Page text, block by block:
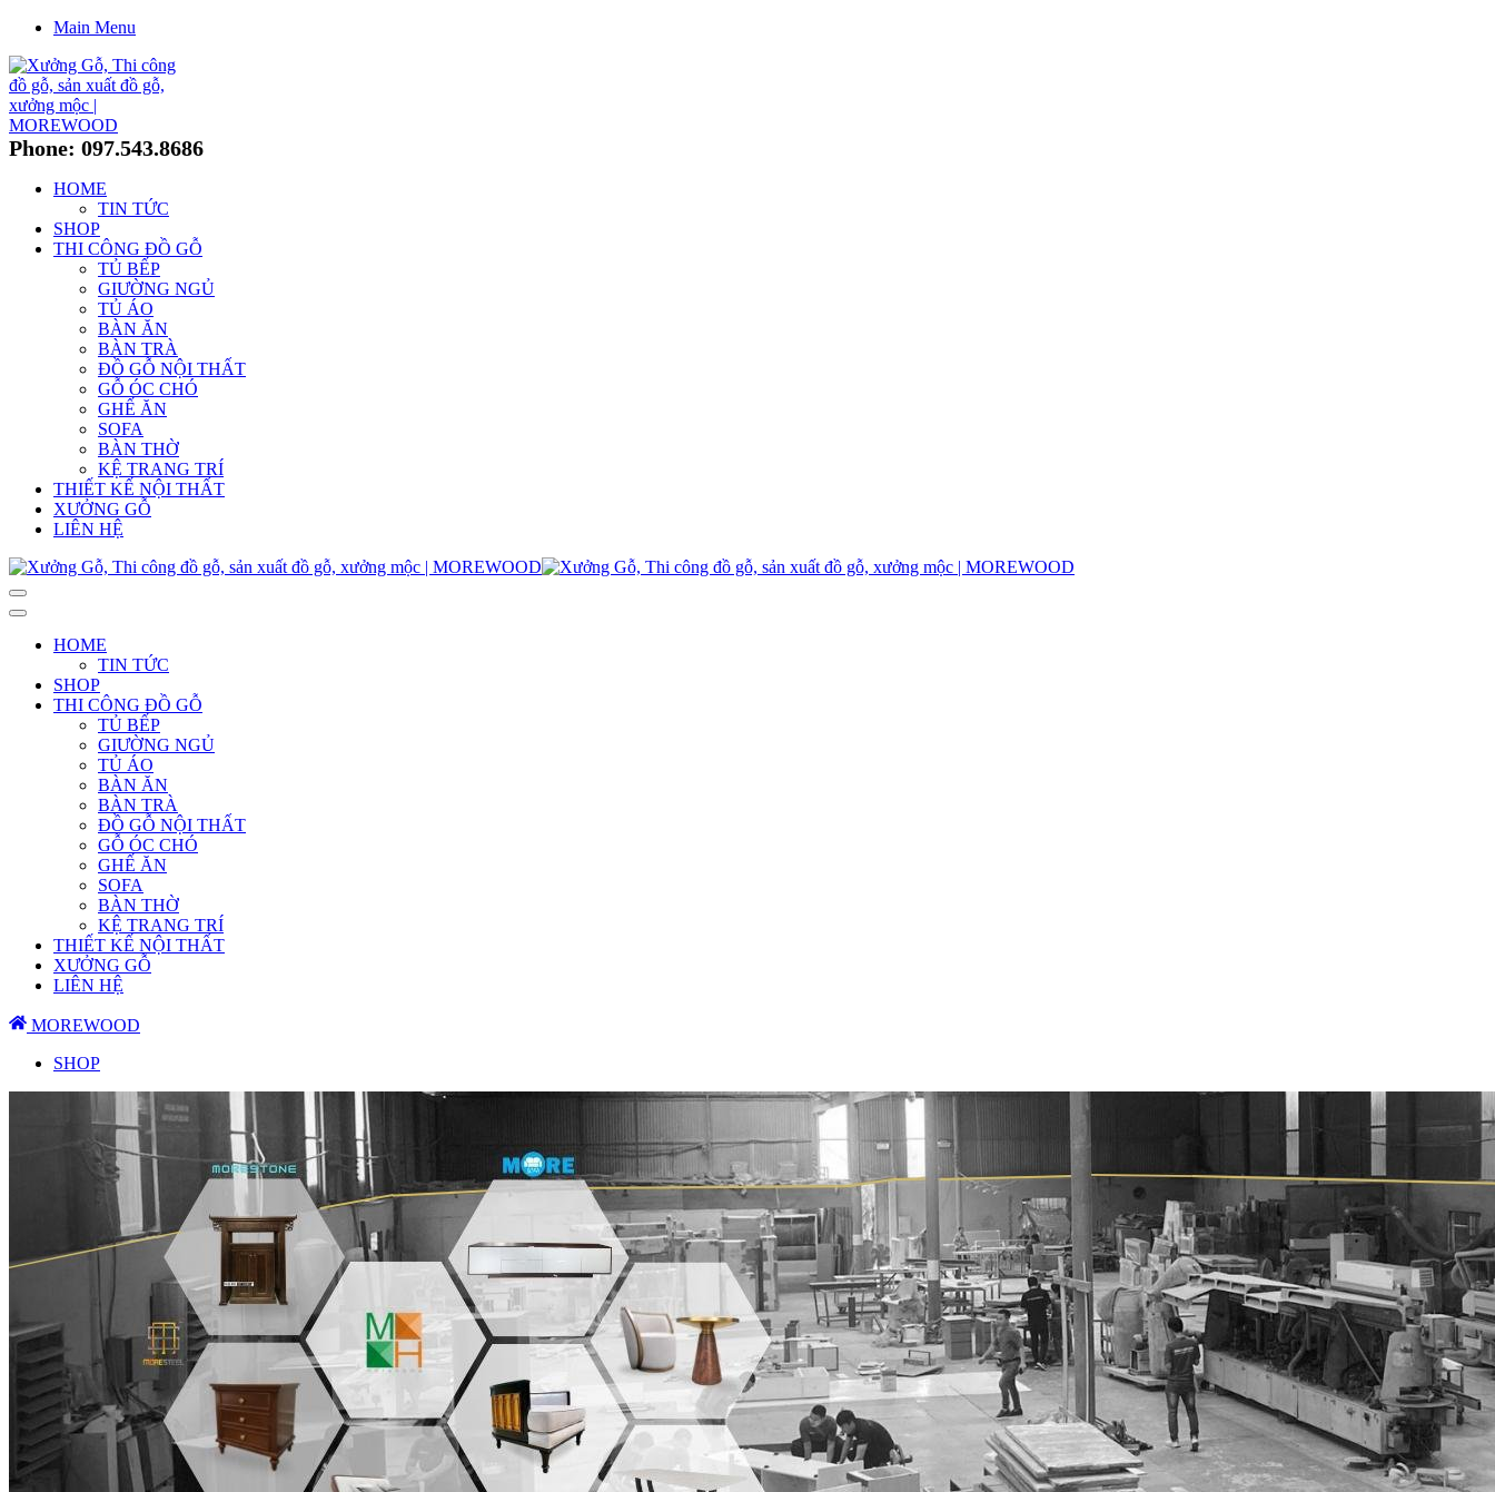
Main Menu
Phone: 097.543.8686
HOME
TIN TỨC
SHOP
THI CÔNG ĐỒ GỖ
TỦ BẾP
GIƯỜNG NGỦ
TỦ ÁO
BÀN ĂN
BÀN TRÀ
ĐỒ GỖ NỘI THẤT
GỖ ÓC CHÓ
GHẾ ĂN
SOFA
BÀN THỜ
KỆ TRANG TRÍ
THIẾT KẾ NỘI THẤT
XƯỞNG GỖ
LIÊN HỆ
HOME
TIN TỨC
SHOP
THI CÔNG ĐỒ GỖ
TỦ BẾP
GIƯỜNG NGỦ
TỦ ÁO
BÀN ĂN
BÀN TRÀ
ĐỒ GỖ NỘI THẤT
GỖ ÓC CHÓ
GHẾ ĂN
SOFA
BÀN THỜ
KỆ TRANG TRÍ
THIẾT KẾ NỘI THẤT
XƯỞNG GỖ
LIÊN HỆ
MOREWOOD
SHOP